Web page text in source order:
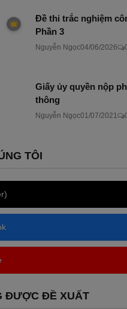
Đề thi trắc nghiệm
Phần 3
Nguyễn Ngọc04/06/2026
Giấy ủy quyền nộp
thông
Nguyễn Ngọc01/07/2021
TÔI
ĐƯỢC ĐỀ XUẤT